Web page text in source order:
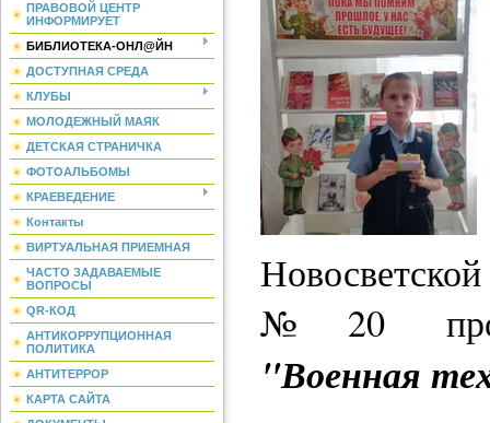
ПРАВОВОЙ ЦЕНТР
ИНФОРМИРУЕТ
БИБЛИОТЕКА-ОНЛ@ЙН
ДОСТУПНАЯ СРЕДА
КЛУБЫ
МОЛОДЕЖНЫЙ МАЯК
ДЕТСКАЯ СТРАНИЧКА
ФОТОАЛЬБОМЫ
КРАЕВЕДЕНИЕ
Контакты
ВИРТУАЛЬНАЯ ПРИЕМНАЯ
ЧАСТО ЗАДАВАЕМЫЕ
ВОПРОСЫ
QR-КОД
АНТИКОРРУПЦИОННАЯ
ПОЛИТИКА
АНТИТЕРРОР
КАРТА САЙТА
№20
"Военная